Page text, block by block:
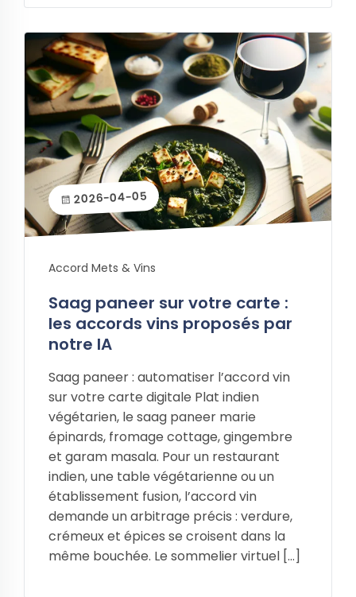
2026-04-05
Accord Mets & Vins
Saag paneer sur votre carte :
les accords vins proposés par
notre IA
Saag paneer : automatiser l’accord vin
sur votre carte digitale Plat indien
végétarien, le saag paneer marie
épinards, fromage cottage, gingembre
et garam masala. Pour un restaurant
indien, une table végétarienne ou un
établissement fusion, l’accord vin
demande un arbitrage précis : verdure,
crémeux et épices se croisent dans la
même bouchée. Le sommelier virtuel […]